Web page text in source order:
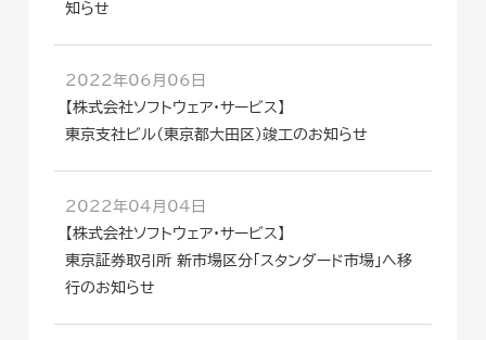
知らせ
2022年06月06日
【株式会社ソフトウェア・サービス】
東京支社ビル（東京都大田区）竣工のお知らせ
2022年04月04日
【株式会社ソフトウェア・サービス】
東京証券取引所 新市場区分「スタンダード市場」へ移
行のお知らせ